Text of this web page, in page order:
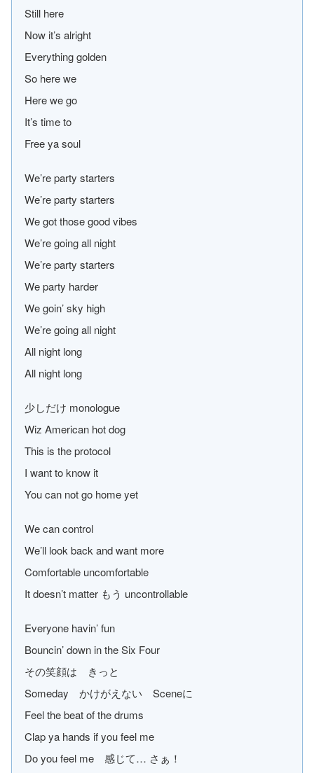
Still here
Now it’s alright
Everything golden
So here we
Here we go
It’s time to
Free ya soul
We’re party starters
We’re party starters
We got those good vibes
We’re going all night
We’re party starters
We party harder
We goin’ sky high
We’re going all night
All night long
All night long
少しだけ monologue
Wiz American hot dog
This is the protocol
I want to know it
You can not go home yet
We can control
We’ll look back and want more
Comfortable uncomfortable
It doesn’t matter もう uncontrollable
Everyone havin’ fun
Bouncin’ down in the Six Four
その笑顔は きっと
Someday かけがえない Sceneに
Feel the beat of the drums
Clap ya hands if you feel me
Do you feel me 感じて… さぁ！